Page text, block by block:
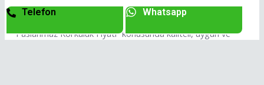
“Paslanmaz Korkuluk Firması” arayışındaysanız ve
“Paslanmaz Korkuluk Fiyatı” konusunda kaliteli, uygun ve
Telefon Whatsapp